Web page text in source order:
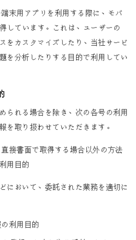
末用アプリを利用する際に、モバ
しています。これは、ユーザーの
をカスタマイズしたり、当社サービ
を分析したりする目的で利用してい
られる場合を除き、次の各号の利用
を取り扱わせていただきます。
接書面で取得する場合以外の方法
用目的
において、委託された業務を適切に
利用目的